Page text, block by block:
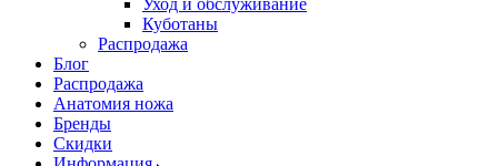
Уход и обслуживание
Куботаны
Распродажа
Блог
Распродажа
Анатомия ножа
Бренды
Скидки